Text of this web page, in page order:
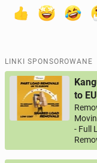
LINKI SPONSOROWANE
to EU
- Full